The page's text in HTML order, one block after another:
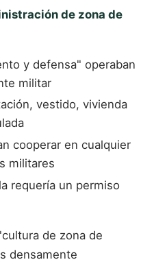
de zona de
y defensa" operaban
militar
vestido, vivienda
cooperar en cualquier
militares
requería un permiso
de zona de
densamente